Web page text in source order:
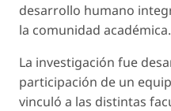
desarrollo humano
la comunidad académica.
La investigación fue
participación de un
vinculó a las distintas